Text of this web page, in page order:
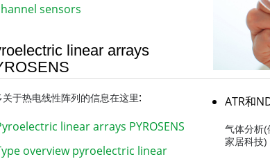
ATR和
气体分析(
家居科技)
sensors
linear arrays
关于热电线性阵列的信息在这里:
linear arrays PYROSENS
overview pyroelectric linear